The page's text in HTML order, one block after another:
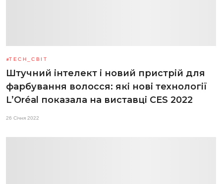
TECH_СВІТ
Штучний інтелект і новий пристрій для
фарбування волосся: які нові технології
L’Oréal показала на виставці CES 2022
26 Січня 2022